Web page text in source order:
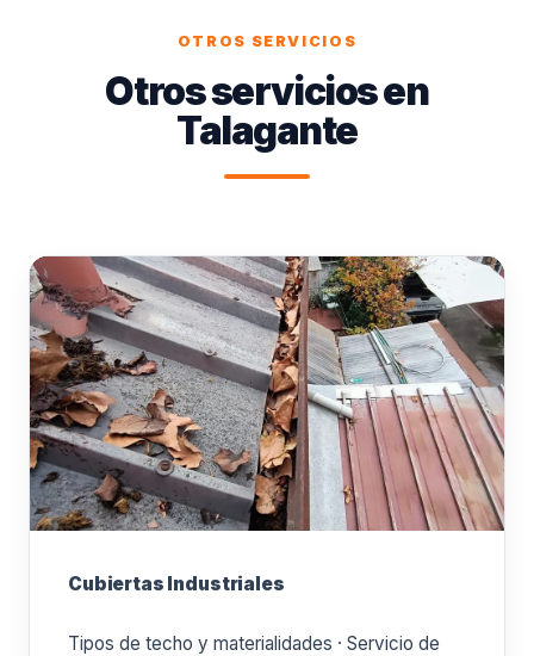
OTROS SERVICIOS
Otros servicios en
Talagante
Cubiertas Industriales
Tipos de techo y materialidades · Servicio de